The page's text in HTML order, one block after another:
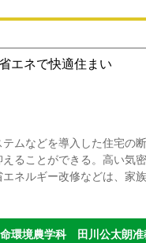
エネで快適住まい
ムなどを導入した住宅の
ることができる。高い気
ネルギー改修などは、家
環境農学科 田川公太朗准